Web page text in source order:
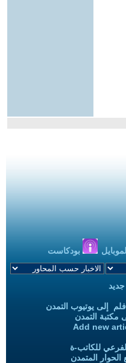
الموبايل بودكاست
إلى يوتيوب التمدن
مكتبة التمدن
Add new
للكاتب-ة
المتمدن